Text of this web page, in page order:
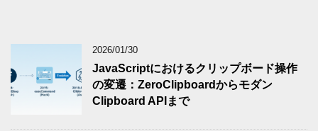
2026/01/30
JavaScriptにおけるクリップボード操作
の変遷：ZeroClipboardからモダン
Clipboard APIまで